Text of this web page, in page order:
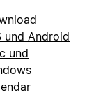
und Android
und